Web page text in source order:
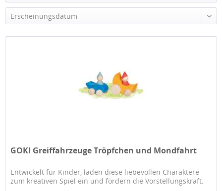
Erscheinungsdatum
GOKI Greiffahrzeuge Tröpfchen und Mondfahrt
Entwickelt für Kinder, laden diese liebevollen Charaktere
zum kreativen Spiel ein und fördern die Vorstellungskraft.